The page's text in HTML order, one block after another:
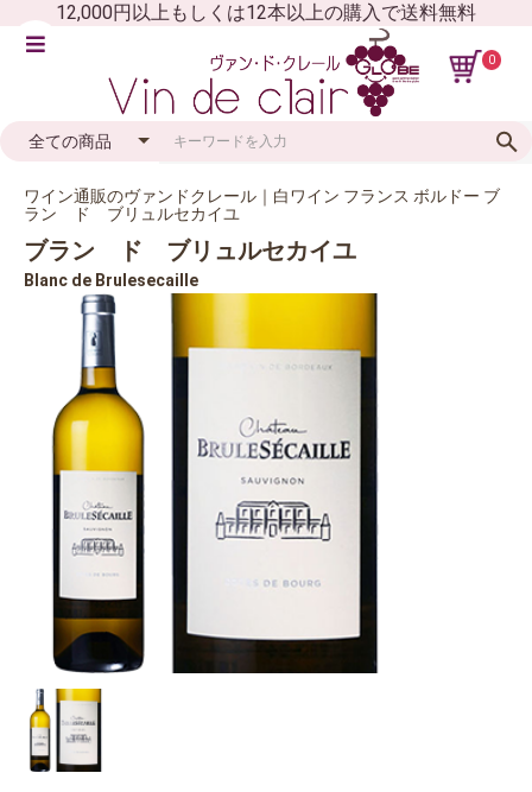
12,000円以上もしくは12本以上の購入で送料無料
0
ワイン通販のヴァンドクレール｜白ワイン フランス ボルドー ブ
ラン ド ブリュルセカイユ
ブラン ド ブリュルセカイユ
Blanc de Brulesecaille